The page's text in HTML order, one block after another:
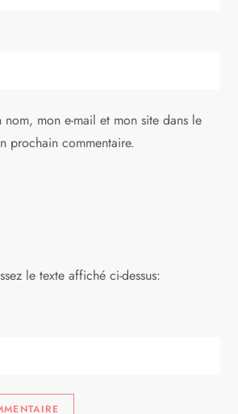
nom, mon e-mail et mon site dans le
prochain commentaire.
le texte affiché ci-dessus: